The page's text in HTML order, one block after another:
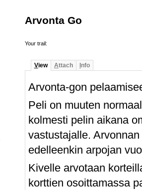
Arvonta Go
Your trail:
View Attach Info
Arvonta-gon
Peli on muuten
kolmesti pelin aikana
vastustajalle.
edelleenkin arpojan
Kivelle arvotaan
korttien osoittamassa